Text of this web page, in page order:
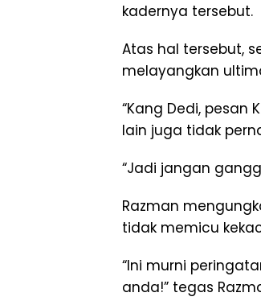
kadernya tersebut.
Atas hal tersebut,
melayangkan
“Kang Dedi,
lain juga tidak
“Jadi jangan
Razman
tidak memicu
“Ini murni
anda!” tegas